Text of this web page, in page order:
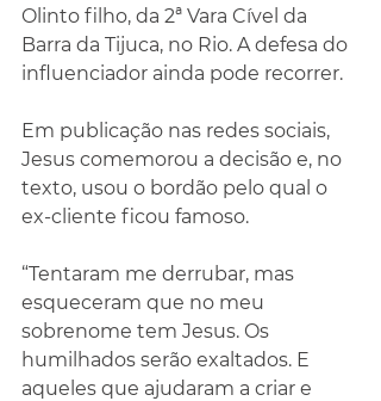
Olinto filho, da 2ª Vara Cível da
Barra da Tijuca, no Rio. A defesa do
influenciador ainda pode recorrer.
Em publicação nas redes sociais,
Jesus comemorou a decisão e, no
texto, usou o bordão pelo qual o
ex-cliente ficou famoso.
“Tentaram me derrubar, mas
esqueceram que no meu
sobrenome tem Jesus. Os
humilhados serão exaltados. E
aqueles que ajudaram a criar e